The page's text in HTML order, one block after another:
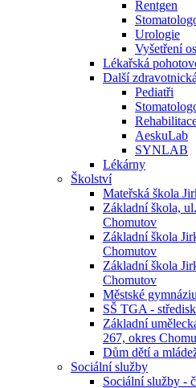
Rentgen
Urologie
Vyšetření
Lékařská
Další
Pediatři
AeskuLab
SYNLAB
Lékárny
Školství
Mateřská škola
Základní škola,
Chomutov
Základní škola
Chomutov
Základní škola
Chomutov
Městské
SŠ TGA -
Základní
267, okres
Dům dětí a
Sociální služby
Sociální služby -